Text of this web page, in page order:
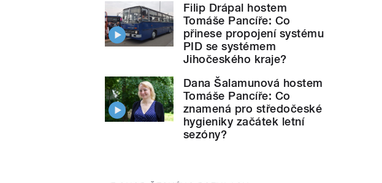
Filip Drápal hostem
Tomáše Pancíře: Co
přinese propojení systému
PID se systémem
Jihočeského kraje?
Dana Šalamunová hostem
Tomáše Pancíře: Co
znamená pro středočeské
hygieniky začátek letní
sezóny?